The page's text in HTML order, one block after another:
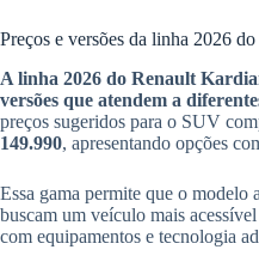
Preços e versões da linha 2026
A linha 2026 do Renault
versões que atendem a
preços sugeridos para o SUV
149.990, apresentando opções
Essa gama permite que o modelo
buscam um veículo mais
com equipamentos e tecnologia